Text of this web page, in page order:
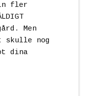
fler
Men
nog
dina